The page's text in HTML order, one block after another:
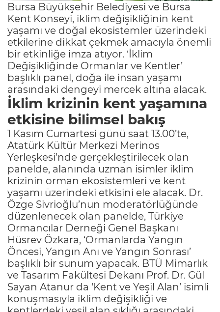
Bursa Büyükşehir Belediyesi ve Bursa
Kent Konseyi, iklim değişikliğinin kent
yaşamı ve doğal ekosistemler üzerindeki
etkilerine dikkat çekmek amacıyla önemli
bir etkinliğe imza atıyor. ‘İklim
Değişikliğinde Ormanlar ve Kentler’
başlıklı panel, doğa ile insan yaşamı
arasındaki dengeyi mercek altına alacak.
İklim krizinin kent yaşamına
etkisine bilimsel bakış
1 Kasım Cumartesi günü saat 13.00’te,
Atatürk Kültür Merkezi Merinos
Yerleşkesi’nde gerçekleştirilecek olan
panelde, alanında uzman isimler iklim
krizinin orman ekosistemleri ve kent
yaşamı üzerindeki etkisini ele alacak. Dr.
Özge Sivrioğlu’nun moderatörlüğünde
düzenlenecek olan panelde, Türkiye
Ormancılar Derneği Genel Başkanı
Hüsrev Özkara, ‘Ormanlarda Yangın
Öncesi, Yangın Anı ve Yangın Sonrası’
başlıklı bir sunum yapacak. BTÜ Mimarlık
ve Tasarım Fakültesi Dekanı Prof. Dr. Gül
Sayan Atanur da ‘Kent ve Yeşil Alan’ isimli
konuşmasıyla iklim değişikliği ve